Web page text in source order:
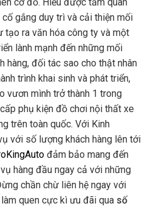
cơ đồ. Hiểu được tầm quan
gắng duy trì và cải thiện mối
tạo ra văn hóa công ty và một
lành mạnh đến những mối
hàng, đối tác sao cho thật nhân
trình khai sinh và phát triển,
vươn mình trở thành 1 trong
phụ kiện đồ chơi nội thất xe
trên toàn quốc. Với Kinh
với số lượng khách hàng lên tới
đảm bảo mang đến
hàng đầu ngay cả với những
chần chừ liên hệ ngay với
quen cực kì ưu đãi qua số